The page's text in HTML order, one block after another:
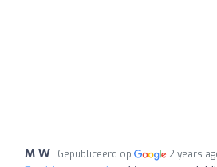
M W Gepubliceerd op 2 years